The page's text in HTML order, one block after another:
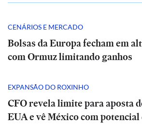
CENÁRIOS E MERCADO
Bolsas da Europa fecham em
com Ormuz limitando ganhos
EXPANSÃO DO ROXINHO
CFO revela limite para aposta
EUA e vê México com